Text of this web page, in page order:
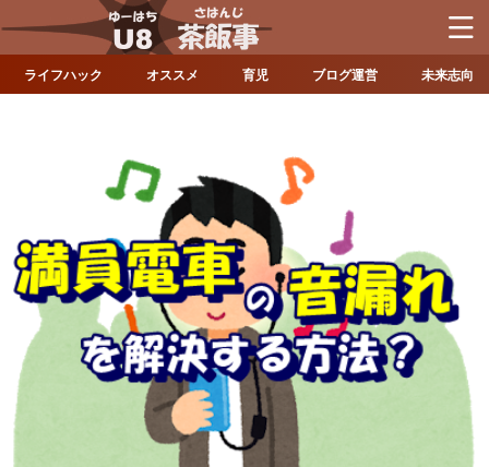
ライフハック オススメ 育児 ブログ運営 未来志向